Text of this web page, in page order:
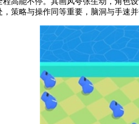
策略与操作同等重要，脑洞与手速